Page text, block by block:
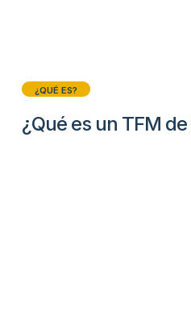
¿QUÉ ES?
¿Qué es un TFM